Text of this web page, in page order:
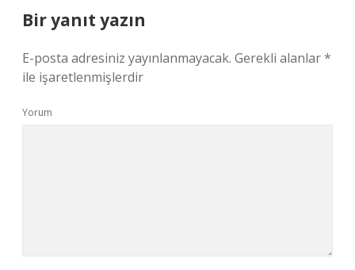
Bir yanıt yazın
E-posta adresiniz yayınlanmayacak. Gerekli alanlar*
ile işaretlenmişlerdir
Yorum